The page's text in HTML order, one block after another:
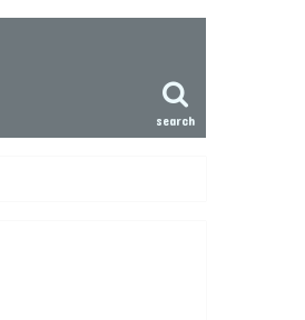
search